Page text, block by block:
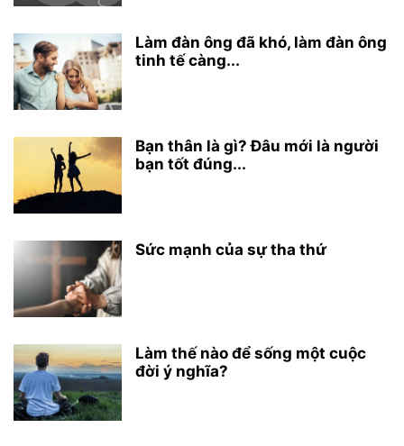
Làm đàn ông đã khó, làm đàn ông
tinh tế càng...
Bạn thân là gì? Đâu mới là người
bạn tốt đúng...
Sức mạnh của sự tha thứ
Làm thế nào để sống một cuộc
đời ý nghĩa?